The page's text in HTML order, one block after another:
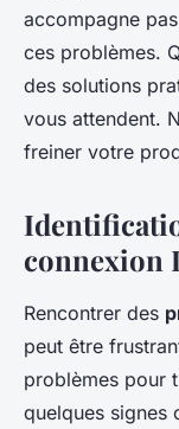
accompagne
ces problèmes.
des solutions
vous attendent.
freiner votre
connexion
Rencontrer des
peut être
problèmes pour
quelques signes